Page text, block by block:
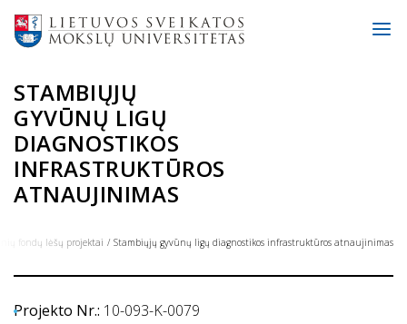
STAMBIŲJŲ
GYVŪNŲ LIGŲ
DIAGNOSTIKOS
INFRASTRUKTŪROS
ATNAUJINIMAS
fondų lėšų projektai Stambiųjų gyvūnų ligų diagnostikos infrastruktūros atnaujinimas
Projekto Nr.: 10-093-K-0079